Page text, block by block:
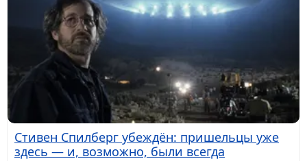
Стивен Спилберг убеждён: пришельцы уже
здесь — и, возможно, были всегда